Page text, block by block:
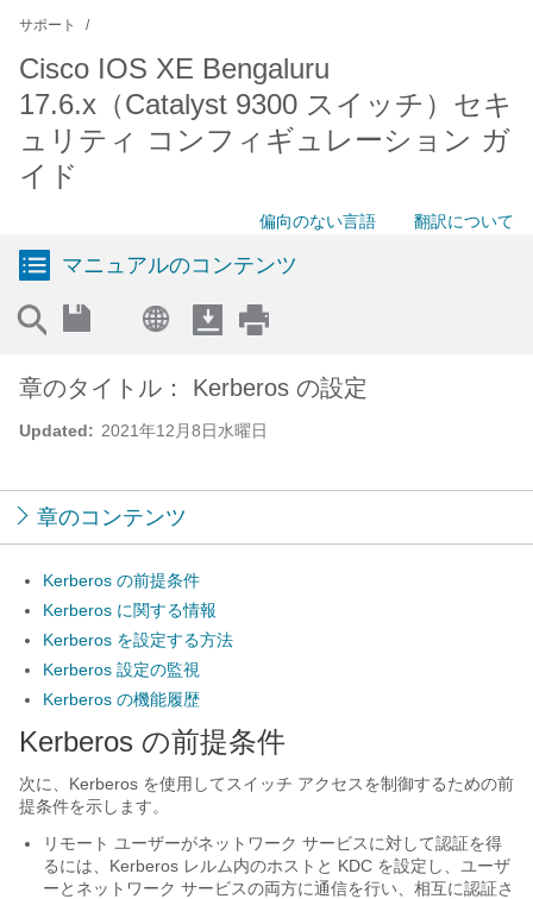
サポート
Cisco IOS XE Bengaluru
17.6.x（Catalyst 9300 スイッチ）セキ
ュリティ コンフィギュレーション ガ
イド
偏向のない言語 翻訳について
マニュアルのコンテンツ
Updated: 2021年12月8日水曜日
章のタイトル： Kerberos の設定
章のコンテンツ
Kerberos の前提条件
Kerberos に関する情報
Kerberos を設定する方法
Kerberos 設定の監視
Kerberos の機能履歴
Kerberos の前提条件
次に、Kerberos を使用してスイッチ アクセスを制御するための前
提条件を示します。
リモート ユーザーがネットワーク サービスに対して認証を得
るには、Kerberos レルム内のホストと KDC を設定し、ユーザ
ーとネットワーク サービスの両方に通信を行い、相互に認証さ